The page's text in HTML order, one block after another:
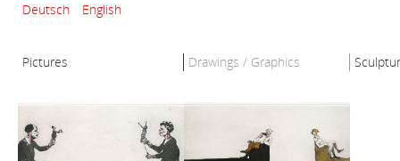
Deutsch
English
Pictures Drawings / Graphics